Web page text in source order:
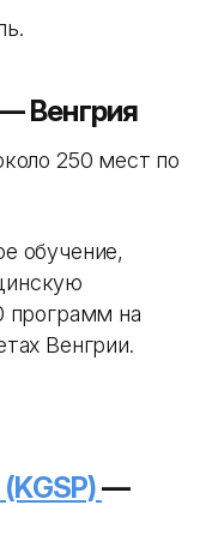
Венгрия
250 мест по
обучение,
программ на
Венгрии.
—